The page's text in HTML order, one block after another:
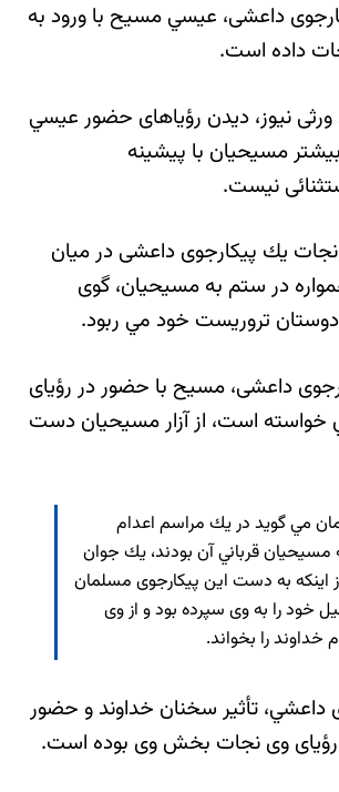
داعشی، عيسي مسيح با ورود به
داده است.
ورثی نيوز، ديدن رؤياهای حضور عيسي
مسيحيان با پيشينه
نيست.
نجات يك پيكارجوی داعشی در ميان
در ستم به مسيحيان، گوی
تروريست خود مي ربود.
داعشی، مسيح با حضور در رؤيای
خواسته است، از آزار مسيحيان دست
مي گويد در يك مراسم اعدام
قرباني آن بودند، يك جوان
به دست اين پيكارجوی مسلمان
خود را به وی سپرده بود و از وی
خداوند را بخواند.
داعشي، تأثير سخنان خداوند و حضور
وی نجات بخش وی بوده است.